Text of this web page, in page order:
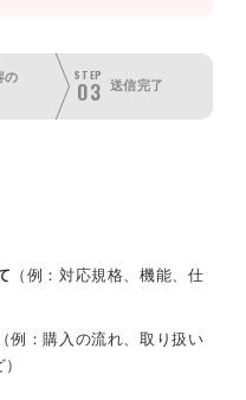
の
STEP
03 送信完了
（例：対応規格、機能、仕
（例：購入の流れ、取り扱い